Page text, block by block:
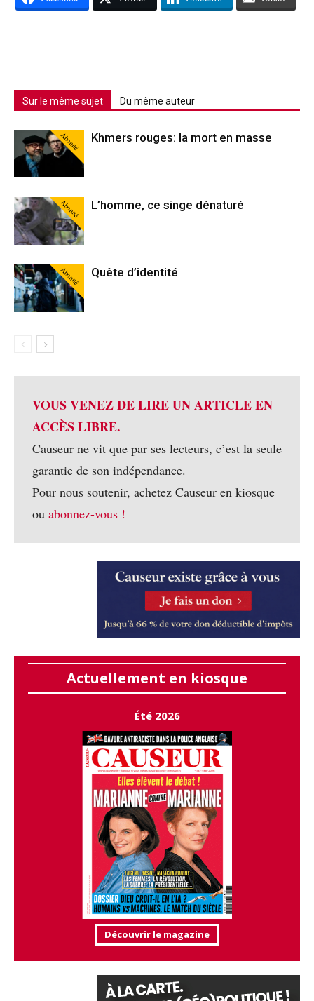
Sur le même sujet Du même auteur
Abonné Khmers rouges: la mort en masse
Abonné L’homme, ce singe dénaturé
Abonné Quête d’identité
VOUS VENEZ DE LIRE UN ARTICLE EN
ACCÈS LIBRE.
Causeur ne vit que par ses lecteurs, c’est la seule
garantie de son indépendance.
Pour nous soutenir, achetez Causeur en kiosque
ou abonnez-vous !
Actuellement en kiosque
Été 2026
Découvrir le magazine